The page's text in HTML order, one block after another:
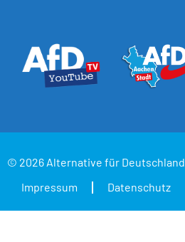
© 2026 Alternative für Deutschland
Impressum
Datenschutz